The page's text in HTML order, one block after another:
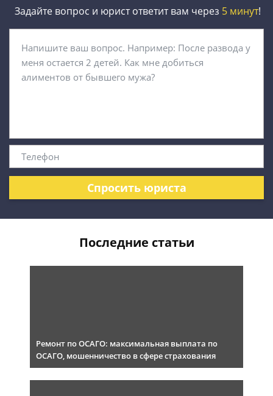
Задайте вопрос и юрист ответит вам через 5 минут!
Спросить юриста
Последние статьи
Ремонт по ОСАГО: максимальная выплата по
ОСАГО, мошенничество в сфере страхования